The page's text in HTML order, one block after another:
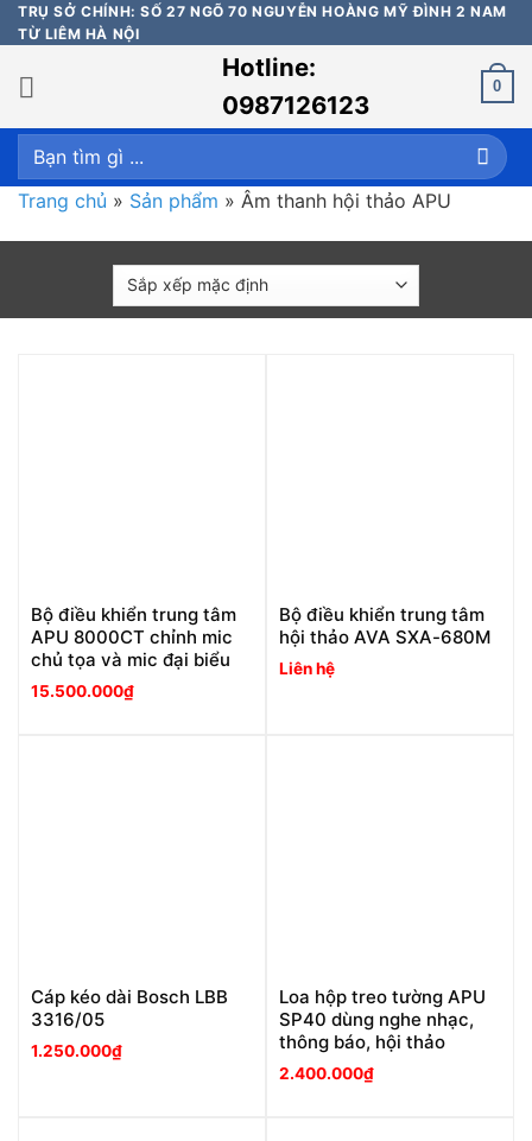
Bỏ
qua
nội
dung
TRỤ SỞ CHÍNH: SỐ 27 NGÕ 70 NGUYỄN HOÀNG MỸ ĐÌNH 2 NAM
TỪ LIÊM HÀ NỘI
Hotline:
0987126123
0
Tìm
kiếm:
Trang chủ » Sản phẩm » Âm thanh hội thảo APU
Bộ điều khiển trung tâm
APU 8000CT chỉnh mic
chủ tọa và mic đại biểu
15.500.000₫
Bộ điều khiển trung tâm
hội thảo AVA SXA-680M
Liên hệ
Cáp kéo dài Bosch LBB
3316/05
1.250.000₫
Loa hộp treo tường APU
SP40 dùng nghe nhạc,
thông báo, hội thảo
2.400.000₫